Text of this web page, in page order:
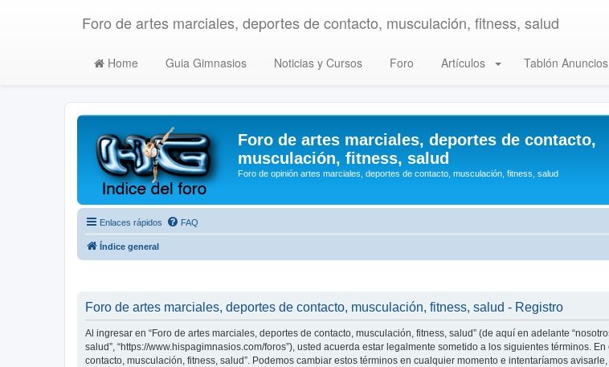
Foro de artes marciales, deportes de contacto, musculación, fitness, salud
Home Guia Gimnasios Noticias y Cursos Foro Artículos Tablón Anuncios
Foro de artes marciales, deportes de contacto,
musculación, fitness, salud
Foro de opinión artes marciales, deportes de contacto, musculación, fitness, salud
Enlaces rápidos FAQ
Índice general
Foro de artes marciales, deportes de contacto, musculación, fitness, salud - Registro
Al ingresar en “Foro de artes marciales, deportes de contacto, musculación, fitness, salud” (de aquí en adelante
salud”, “https://www.hispagimnasios.com/foros”), usted acuerda estar legalmente sometido a los siguientes términos.
contacto, musculación, fitness, salud”. Podemos cambiar estos términos en cualquier momento e intentaríamos